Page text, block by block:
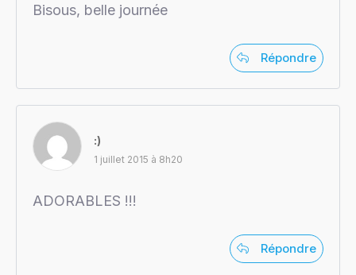
Bisous, belle journée
Répondre
:)
1 juillet 2015 à 8h20
ADORABLES !!!
Répondre